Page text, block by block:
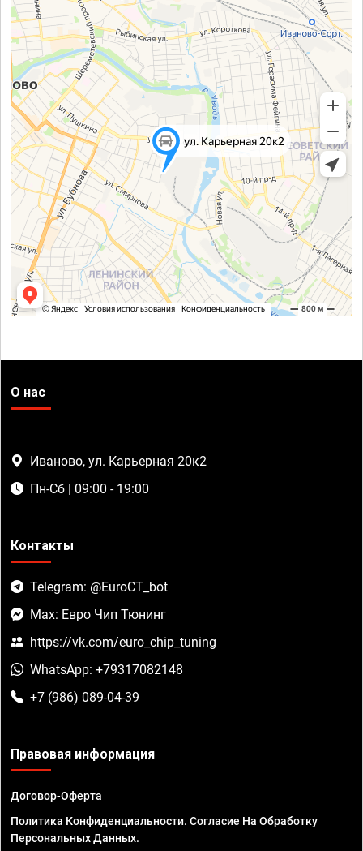
О нас
Иваново, ул. Карьерная 20к2
Пн-Сб | 09:00 - 19:00
Контакты
Telegram: @EuroCT_bot
Max: Евро Чип Тюнинг
https://vk.com/euro_chip_tuning
WhatsApp: +79317082148
+7 (986) 089-04-39
Правовая информация
Договор-Оферта
Политика Конфиденциальности. Согласие На Обработку
Персональных Данных.